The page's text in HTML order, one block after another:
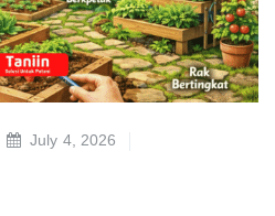
July 4, 2026